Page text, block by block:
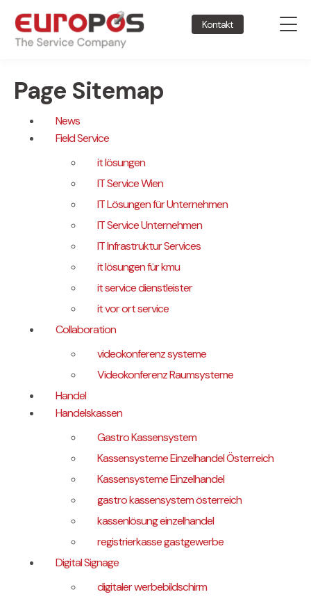
Kontakt
Page Sitemap
News
Field Service
it lösungen
IT Service Wien
IT Lösungen für Unternehmen
IT Service Unternehmen
IT Infrastruktur Services
it lösungen für kmu
it service dienstleister
it vor ort service
Collaboration
videokonferenz systeme
Videokonferenz Raumsysteme
Handel
Handelskassen
Gastro Kassensystem
Kassensysteme Einzelhandel Österreich
Kassensysteme Einzelhandel
gastro kassensystem österreich
kassenlösung einzelhandel
registrierkasse gastgewerbe
Digital Signage
digitaler werbebildschirm